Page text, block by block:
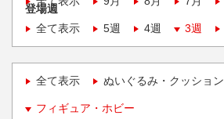
登場週
全て表示
5週 4週 3週
全て表示 ぬいぐるみ・クッション
フィギュア・ホビー